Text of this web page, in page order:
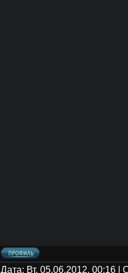
Дата: Вт, 05.06.2012, 00:16